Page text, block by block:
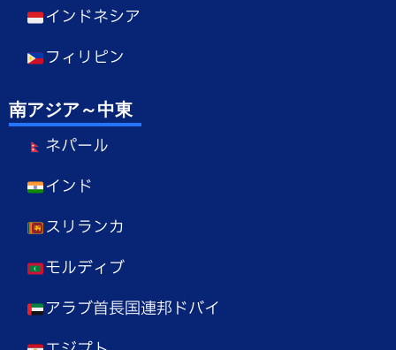
インドネシア
フィリピン
南アジア～中東
ネパール
インド
スリランカ
モルディブ
アラブ首長国連邦ドバイ